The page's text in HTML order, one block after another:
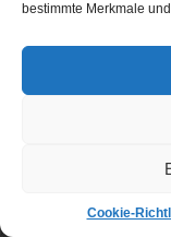
bestimmte Merkmale
Cookie-